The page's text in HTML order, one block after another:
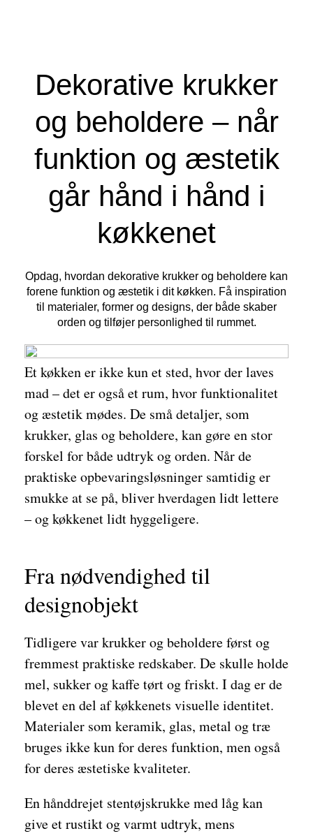
Dekorative krukker
og beholdere – når
funktion og æstetik
går hånd i hånd i
køkkenet
Opdag, hvordan dekorative krukker og beholdere kan
forene funktion og æstetik i dit køkken. Få inspiration
til materialer, former og designs, der både skaber
orden og tilføjer personlighed til rummet.
Et køkken er ikke kun et sted, hvor der laves
mad – det er også et rum, hvor funktionalitet
og æstetik mødes. De små detaljer, som
krukker, glas og beholdere, kan gøre en stor
forskel for både udtryk og orden. Når de
praktiske opbevaringsløsninger samtidig er
smukke at se på, bliver hverdagen lidt lettere
– og køkkenet lidt hyggeligere.
Fra nødvendighed til
designobjekt
Tidligere var krukker og beholdere først og
fremmest praktiske redskaber. De skulle holde
mel, sukker og kaffe tørt og friskt. I dag er de
blevet en del af køkkenets visuelle identitet.
Materialer som keramik, glas, metal og træ
bruges ikke kun for deres funktion, men også
for deres æstetiske kvaliteter.
En hånddrejet stentøjskrukke med låg kan
give et rustikt og varmt udtryk, mens